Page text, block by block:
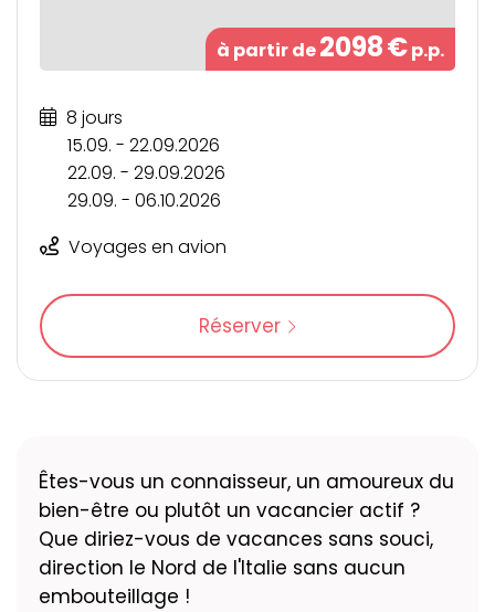
à partir de2098€p.p.
8 jours
15.09. - 22.09.2026
22.09. - 29.09.2026
29.09. - 06.10.2026
Voyages en avion
Réserver
Êtes-vous un connaisseur, un amoureux du
bien-être ou plutôt un vacancier actif ?
Que diriez-vous de vacances sans souci,
direction le Nord de l'Italie sans aucun
embouteillage !